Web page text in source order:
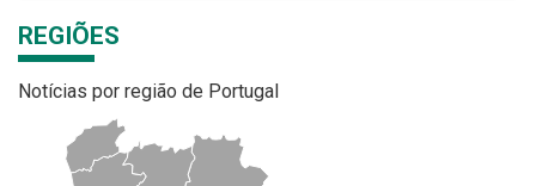
REGIÕES
Notícias por região de Portugal